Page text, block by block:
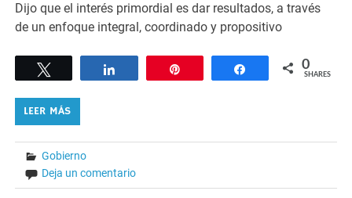
Dijo que el interés primordial es dar resultados, a través
de un enfoque integral, coordinado y propositivo
Share 0
SHARES
LEER MÁS
Gobierno
Deja un comentario